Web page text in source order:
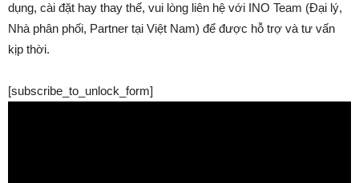
dụng, cài đặt hay thay thế, vui lòng liên hệ với INO Team (Đại lý,
Nhà phân phối, Partner tại Việt Nam) để được hỗ trợ và tư vấn
kịp thời.
[subscribe_to_unlock_form]